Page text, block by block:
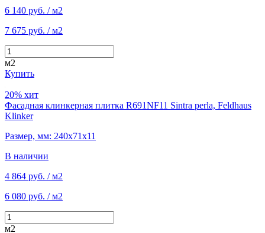
6 140 руб. / м2
7 675 руб. / м2
м2
Купить
20% хит
Фасадная клинкерная плитка R691NF11 Sintra perla, Feldhaus
Klinker
Размер, мм: 240х71х11
В наличии
4 864 руб. / м2
6 080 руб. / м2
м2